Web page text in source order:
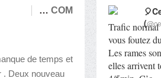
… COM
de temps et
. Deux nouveau
Trafic normal
vous foutez
Les rames
elles arrivent
(